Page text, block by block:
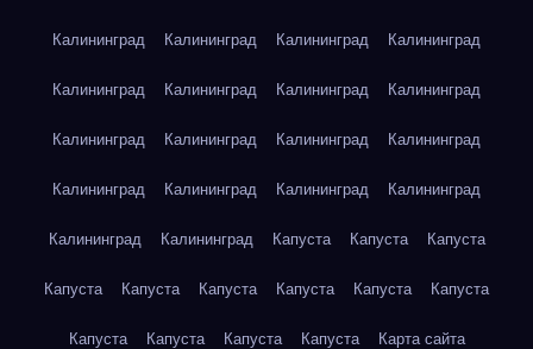
Калининград Калининград Калининград Калининград
Калининград Калининград Калининград Калининград
Калининград Калининград Калининград Калининград
Калининград Калининград Калининград Калининград
Калининград Калининград Капуста Капуста Капуста
Капуста Капуста Капуста Капуста Капуста Капуста
Капуста Капуста Капуста Капуста Карта сайта